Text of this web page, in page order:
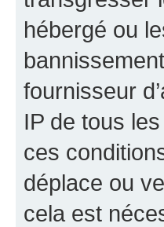
hébergé ou
fournisseur
IP de tous
ces
déplace ou
cela est